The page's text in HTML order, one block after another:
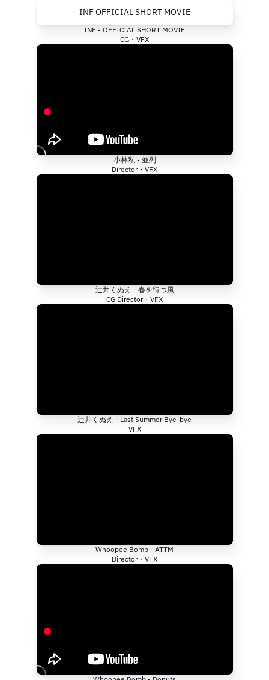
INF OFFICIAL SHORT MOVIE
INF - OFFICIAL SHORT MOVIE
CG・VFX
小林私 - 並列
Director・VFX
辻井くぬえ - 春を待つ風
CG Director・VFX
辻井くぬえ - Last Summer Bye-bye
VFX
Whoopee Bomb - ATTM
Director・VFX